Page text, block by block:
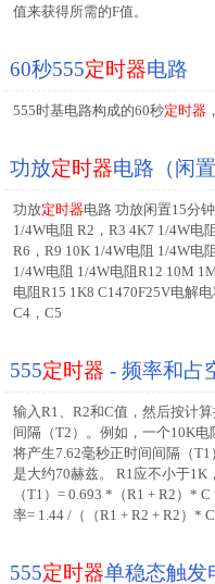
值来获得所需的F值。
60秒555定时器电路
555时基电路构成的60秒定时器
功放定时器电路（闲
功放定时器电路 功放闲置15分
1/4W电阻 R2，R3 4K7 1/4W电
R6，R9 10K 1/4W电阻 1/4W电
1/4W电阻 1/4W电阻R12 10M
电阻R15 1K8 C1470F25V电解
C4，C5
555定时器 - 频率和占
输入R1、R2和C值，然后按计
间隔（T2）。例如，一个10K电
将产生7.62毫秒正时间间隔（
是大约70赫兹。 R1应不小于1K
（T1）= 0.693 *（R1 + R2）*
率= 1.44 /（（R1 + R2 + R2）*
555定时器单稳态触发